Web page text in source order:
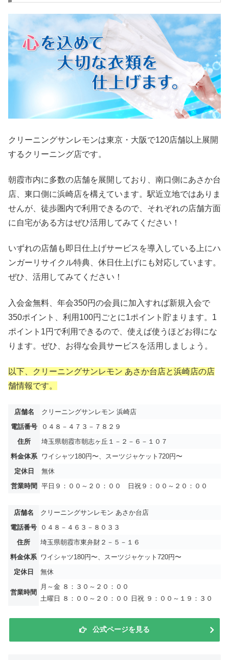
クリーニングサンレモンは東京・大阪で120店舗以上展開
するクリーニング店です。
朝霞市内に多数の店舗を展開しており、南口側にあさか台
店、東口側に浜崎店を構えています。駅近立地ではありま
せんが、徒歩圏内で利用できるので、それぞれの店舗方面
に自宅がある方はぜひ活用してみてください！
いずれの店舗も即日仕上げサービスを導入している上にハ
ンガーリサイクル特典、休日仕上げにも対応しています。
ぜひ、活用してみてください！
入会金無料、年会350円の会員に加入すれば新規入会で
350ポイント、利用100円ごとに1ポイント貯まります。1
ポイント1円で利用できるので、使えば使うほどお得にな
ります。ぜひ、お得な会員サービスを活用しましょう。
以下、クリーニングサンレモン あさか台店と浜崎店の店
舗情報です。
店舗名
クリーニングサンレモン 浜崎店
電話番号
０４８－４７３－７８２９
住所
埼玉県朝霞市朝志ヶ丘１－２－６－１０７
料金体系 ワイシャツ180円〜、スーツジャケット720円〜
定休日
無休
営業時間
平日９：００～２０：００ 日祝９：００～２０：００
店舗名
クリーニングサンレモン あさか台店
電話番号
０４８－４６３－８０３３
住所
埼玉県朝霞市東弁財２－５－１６
料金体系 ワイシャツ180円〜、スーツジャケット720円〜
定休日
無休
営業時間
月～金 ８：３０～２０：００
土曜日 ８：００～２０：００ 日祝 ９：００～１９：３０
公式ページを見る